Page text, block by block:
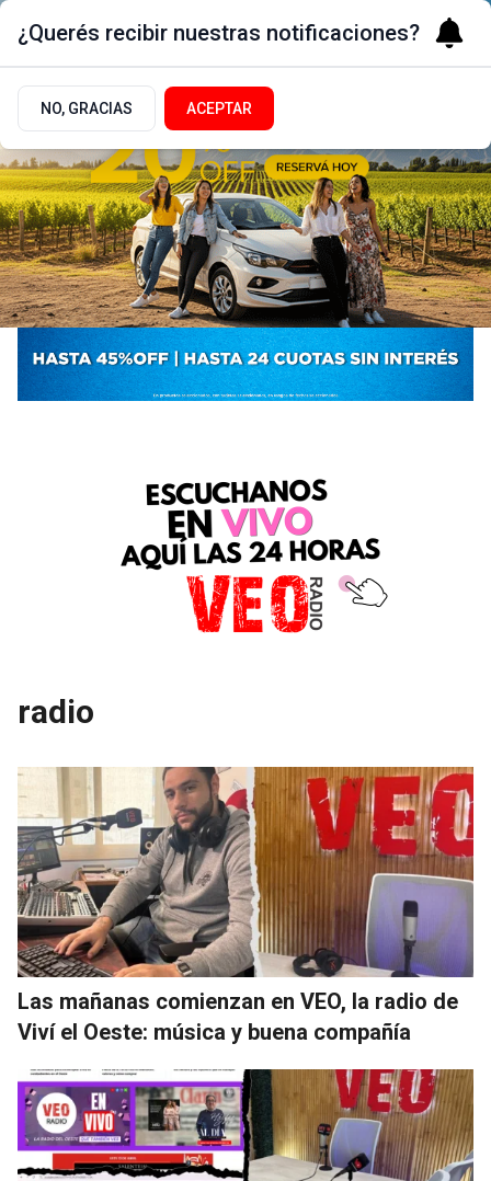
radio
Las mañanas comienzan en VEO, la radio de
Viví el Oeste: música y buena compañía
¿Querés recibir nuestras notificaciones?
NO, GRACIAS ACEPTAR